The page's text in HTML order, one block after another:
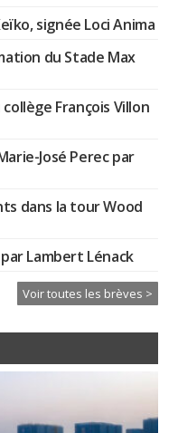
signée Loci Anima
du Stade Max
François Villon
José Perec par
dans la tour Wood
Lambert Lénack
Voir toutes les brèves >